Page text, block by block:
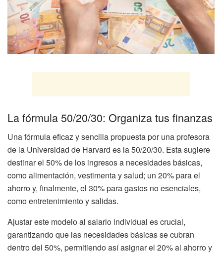
La fórmula 50/20/30: Organiza tus finanzas
Una fórmula eficaz y sencilla propuesta por una profesora
de la Universidad de Harvard es la 50/20/30. Esta sugiere
destinar el 50% de los ingresos a necesidades básicas,
como alimentación, vestimenta y salud; un 20% para el
ahorro y, finalmente, el 30% para gastos no esenciales,
como entretenimiento y salidas.
Ajustar este modelo al salario individual es crucial,
garantizando que las necesidades básicas se cubran
dentro del 50%, permitiendo así asignar el 20% al ahorro y